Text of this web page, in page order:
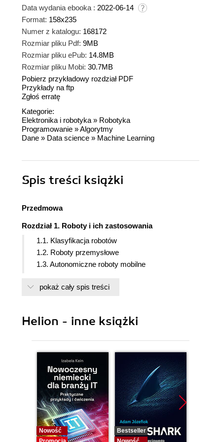
Data wydania ebooka : 2022-06-14
Format: 158x235
Numer z katalogu: 168172
Rozmiar pliku Pdf: 9MB
Rozmiar pliku ePub: 14.8MB
Rozmiar pliku Mobi: 30.7MB
Pobierz przykładowy rozdział PDF
Przykłady na ftp
Zgłoś erratę
Kategorie:
Elektronika i robotyka» Robotyka
Programowanie »Algorytmy
Dane » Data science » Machine Learning
Spis treści książki
Przedmowa
Rozdział 1. Roboty i ich zastosowania
1.1. Klasyfikacja robotów
1.2. Roboty przemysłowe
1.3. Autonomiczne roboty mobilne
1.5. Roboty edukacyjne
Ramiona robota
1.6.1. Napęd różnicowy
1.6.2. Czujniki zbliżeniowe
1.6.3. Czujniki podłoża
1.6.4. Wbudowany komputer
1.7. Formalizm algorytmiczny
1.8. Przegląd treści książki
1.9. Podsumowanie
pokaż cały spis treści
Helion - inne książki
Nowość
Bestseller